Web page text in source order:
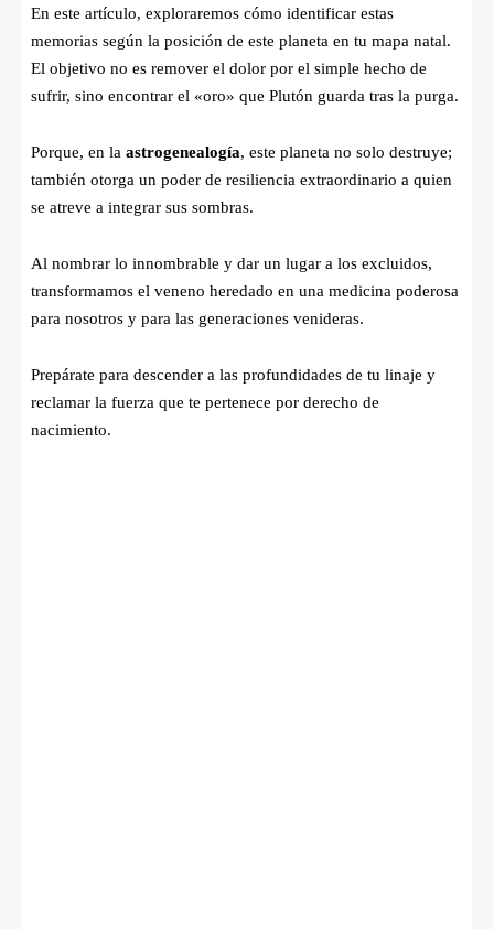
En este artículo, exploraremos cómo identificar estas
memorias según la posición de este planeta en tu mapa natal.
El objetivo no es remover el dolor por el simple hecho de
sufrir, sino encontrar el «oro» que Plutón guarda tras la purga.
Porque, en la astrogenealogía, este planeta no solo destruye;
también otorga un poder de resiliencia extraordinario a quien
se atreve a integrar sus sombras.
Al nombrar lo innombrable y dar un lugar a los excluidos,
transformamos el veneno heredado en una medicina poderosa
para nosotros y para las generaciones venideras.
Prepárate para descender a las profundidades de tu linaje y
reclamar la fuerza que te pertenece por derecho de
nacimiento.